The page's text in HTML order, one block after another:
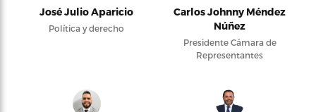
José Julio Aparicio
Política y derecho
Carlos Johnny Méndez
Núñez
Presidente Cámara de
Representantes